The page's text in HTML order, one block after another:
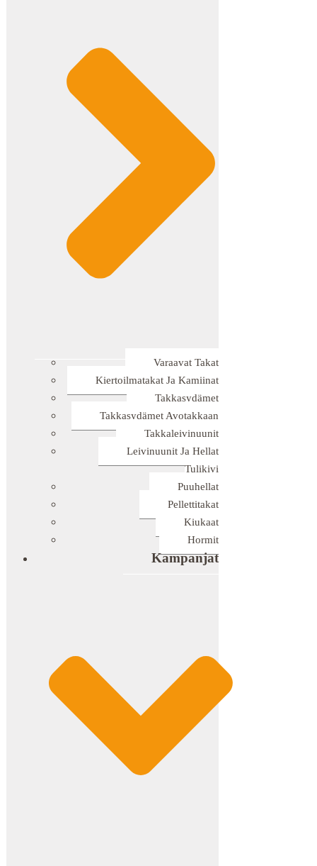
Varaavat Takat
Kiertoilmatakat Ja Kamiinat
Takkasydämet
Takkasydämet Avotakkaan
Takkaleivinuunit
Leivinuunit Ja Hellat
Tulikivi
Puuhellat
Pellettitakat
Kiukaat
Hormit
Kampanjat